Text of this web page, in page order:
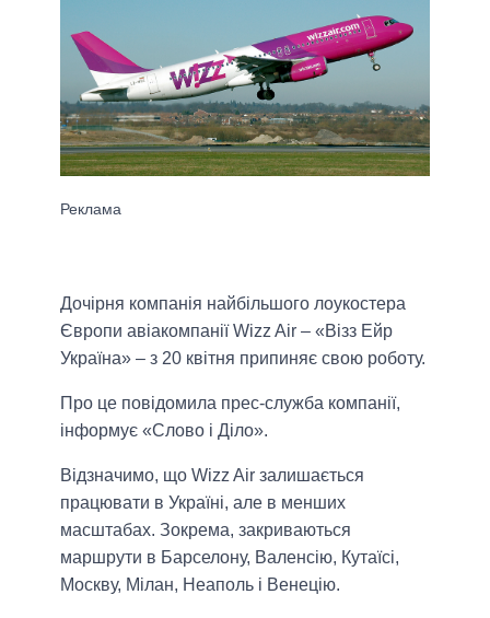
Дочірня компанія найбільшого лоукостера
Європи авіакомпанії Wizz Air – «Візз Ейр
Україна» – з 20 квітня припиняє свою роботу.
Про це повідомила прес-служба компанії,
інформує «Слово і Діло».
Відзначимо, що Wizz Air залишається
працювати в Україні, але в менших
масштабах. Зокрема, закриваються
маршрути в Барселону, Валенсію, Кутаїсі,
Москву, Мілан, Неаполь і Венецію.